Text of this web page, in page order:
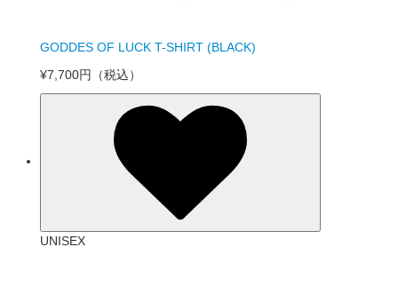
GODDES OF LUCK T-SHIRT (BLACK)
¥7,700円 （税込）
UNISEX